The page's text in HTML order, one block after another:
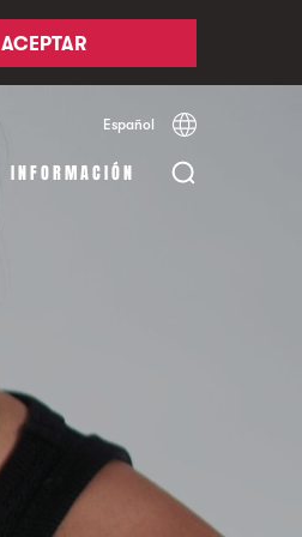
ACEPTAR
Español Català
INFORMACIÓN